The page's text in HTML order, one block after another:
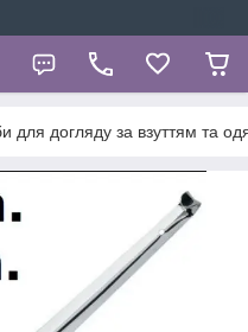
для догляду за взуттям та